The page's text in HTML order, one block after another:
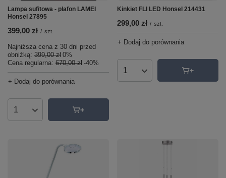
Lampa sufitowa - plafon LAMEI
Honsel 27895
399,00 zł / szt.
Najniższa cena z 30 dni przed
obniżką: 399,00 zł 0%
Cena regularna: 670,00 zł -40%
+ Dodaj do porównania
Ilość produktów
Kinkiet FLI LED Honsel 214431
299,00 zł / szt.
+ Dodaj do porównania
Ilość produktów